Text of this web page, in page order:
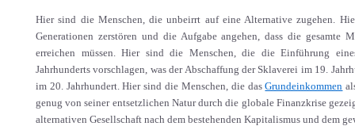
Hier sind die Menschen, die unbeirrt auf eine Alternative zugehen.
Generationen zerstören und die Aufgabe angehen, dass die gesamte
erreichen müssen. Hier sind die Menschen, die die Einführung
Jahrhunderts vorschlagen, was der Abschaffung der Sklaverei im 19.
im 20. Jahrhundert. Hier sind die Menschen, die dasGrundeinkommen
genug von seiner entsetzlichen Natur durch die globale Finanzkrise
alternativen Gesellschaft nach dem bestehenden Kapitalismus und dem